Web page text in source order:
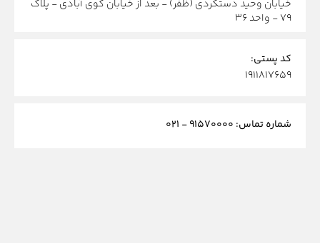
خیابان وحید دستگردی (ظفر) - بعد از خیابان گوی آبادی - پلاک
79 - واحد 36
کد پستی:
۱۹۱۱۸۱۷۶۵۹
شماره تماس: ۹۱۵۷۰۰۰۰ - ۰۲۱